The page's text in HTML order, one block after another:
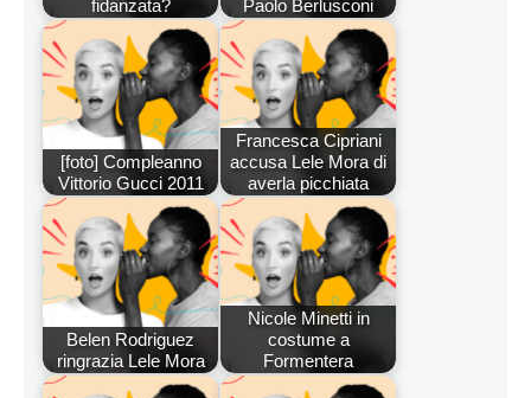
fidanzata?
Paolo Berlusconi
[foto] Compleanno
Vittorio Gucci 2011
Francesca Cipriani
accusa Lele Mora di
averla picchiata
Belen Rodriguez
ringrazia Lele Mora
Nicole Minetti in
costume a
Formentera